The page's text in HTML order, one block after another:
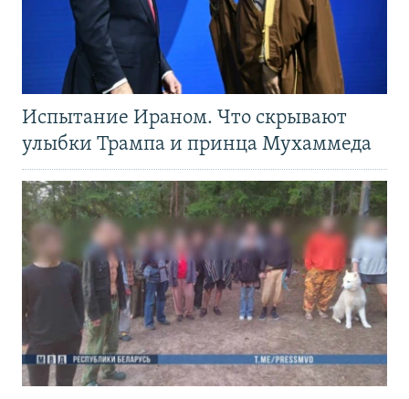
Испытание Ираном. Что скрывают
улыбки Трампа и принца Мухаммеда